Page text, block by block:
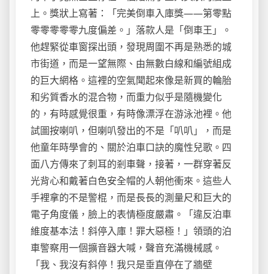
上。獎狀上寫著：「完美倒車入庫獎——第零點
零零零零零九度偏差。」落款人是「倒車王」。
他趕緊從車窗探出頭，發現周圍不再是熟悉的城
市街道，而是一望無際、由無數白線和編號組成
的巨大網格。這裡的空氣聞起來像是新買的輪胎
和劣質香水的混合物，而重力似乎是隨機變化
的，有時感覺很重，有時像漂浮在游泳池裡。他
試圖按喇叭，但喇叭發出的不是「叭叭」，而是
他童年時學會的、關於泊車口訣的魔性兒歌。四
面八方傳來了刺耳的剎車聲，接著，一群穿著反
光背心和戴著白色安全帽的人朝他衝來。這些人
手裡拿的不是警棍，而是長長的測量尺和巨大的
電子角度儀，臉上的表情極度嚴肅。「違反泊車
維度基本法！斜停入庫！罪大惡極！」領頭的泊
車警察用一個擴音器大喊，聲音充滿機械感。
「我、我沒有斜停！我只是垂直停在了牆壁